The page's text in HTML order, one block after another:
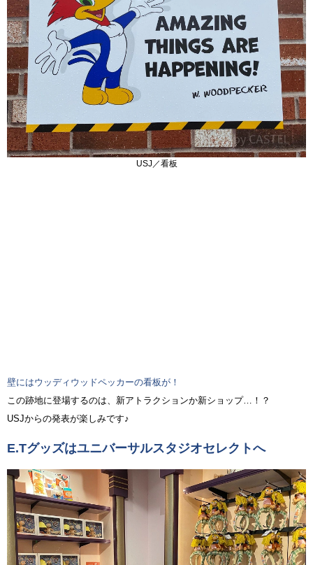
USJ／看板
壁にはウッディウッドペッカーの看板が！
この跡地に登場するのは、新アトラクションか新ショップ…！？
USJからの発表が楽しみです♪
E.Tグッズはユニバーサルスタジオセレクトへ